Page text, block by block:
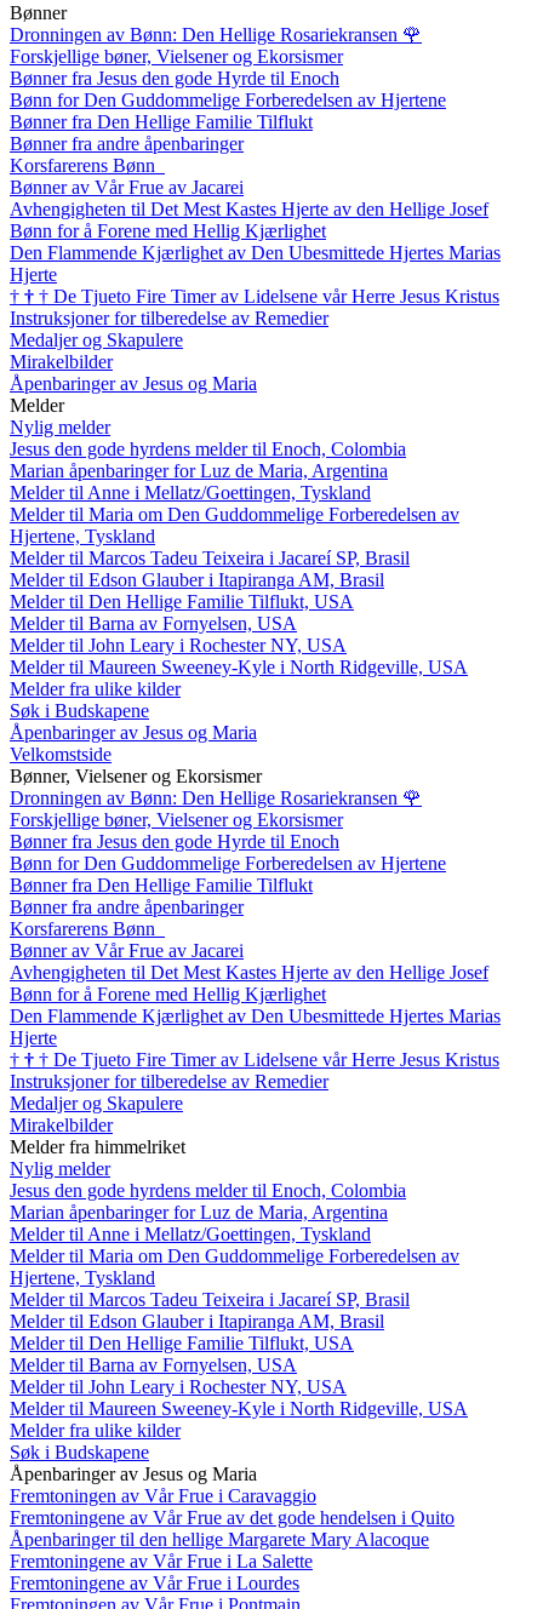
Bønner
Dronningen av Bønn: Den Hellige Rosariekransen 🌹
Forskjellige bøner, Vielsener og Ekorsismer
Bønner fra Jesus den gode Hyrde til Enoch
Bønn for Den Guddommelige Forberedelsen av Hjertene
Bønner fra Den Hellige Familie Tilflukt
Bønner fra andre åpenbaringer
Korsfarerens Bønn
Bønner av Vår Frue av Jacarei
Avhengigheten til Det Mest Kastes Hjerte av den Hellige Josef
Bønn for å Forene med Hellig Kjærlighet
Den Flammende Kjærlighet av Den Ubesmittede Hjertes Marias
Hjerte
† † † De Tjueto Fire Timer av Lidelsene vår Herre Jesus Kristus
Instruksjoner for tilberedelse av Remedier
Medaljer og Skapulere
Mirakelbilder
Åpenbaringer av Jesus og Maria
Melder
Nylig melder
Jesus den gode hyrdens melder til Enoch, Colombia
Marian åpenbaringer for Luz de Maria, Argentina
Melder til Anne i Mellatz/Goettingen, Tyskland
Melder til Maria om Den Guddommelige Forberedelsen av
Hjertene, Tyskland
Melder til Marcos Tadeu Teixeira i Jacareí SP, Brasil
Melder til Edson Glauber i Itapiranga AM, Brasil
Melder til Den Hellige Familie Tilflukt, USA
Melder til Barna av Fornyelsen, USA
Melder til John Leary i Rochester NY, USA
Melder til Maureen Sweeney-Kyle i North Ridgeville, USA
Melder fra ulike kilder
Søk i Budskapene
Åpenbaringer av Jesus og Maria
Velkomstside
Bønner, Vielsener og Ekorsismer
Dronningen av Bønn: Den Hellige Rosariekransen 🌹
Forskjellige bøner, Vielsener og Ekorsismer
Bønner fra Jesus den gode Hyrde til Enoch
Bønn for Den Guddommelige Forberedelsen av Hjertene
Bønner fra Den Hellige Familie Tilflukt
Bønner fra andre åpenbaringer
Korsfarerens Bønn
Bønner av Vår Frue av Jacarei
Avhengigheten til Det Mest Kastes Hjerte av den Hellige Josef
Bønn for å Forene med Hellig Kjærlighet
Den Flammende Kjærlighet av Den Ubesmittede Hjertes Marias
Hjerte
† † † De Tjueto Fire Timer av Lidelsene vår Herre Jesus Kristus
Instruksjoner for tilberedelse av Remedier
Medaljer og Skapulere
Mirakelbilder
Melder fra himmelriket
Nylig melder
Jesus den gode hyrdens melder til Enoch, Colombia
Marian åpenbaringer for Luz de Maria, Argentina
Melder til Anne i Mellatz/Goettingen, Tyskland
Melder til Maria om Den Guddommelige Forberedelsen av
Hjertene, Tyskland
Melder til Marcos Tadeu Teixeira i Jacareí SP, Brasil
Melder til Edson Glauber i Itapiranga AM, Brasil
Melder til Den Hellige Familie Tilflukt, USA
Melder til Barna av Fornyelsen, USA
Melder til John Leary i Rochester NY, USA
Melder til Maureen Sweeney-Kyle i North Ridgeville, USA
Melder fra ulike kilder
Søk i Budskapene
Åpenbaringer av Jesus og Maria
Fremtoningen av Vår Frue i Caravaggio
Fremtoningene av Vår Frue av det gode hendelsen i Quito
Åpenbaringer til den hellige Margarete Mary Alacoque
Fremtoningene av Vår Frue i La Salette
Fremtoningene av Vår Frue i Lourdes
Fremtoningen av Vår Frue i Pontmain